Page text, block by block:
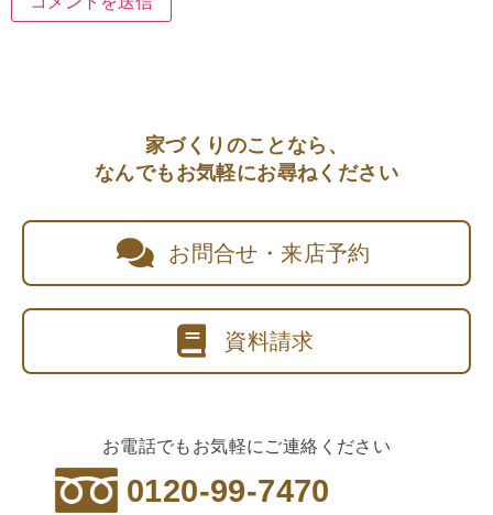
家づくりのことなら、
なんでもお気軽にお尋ねください
お問合せ・来店予約
資料請求
お電話でもお気軽にご連絡ください
0120-99-7470